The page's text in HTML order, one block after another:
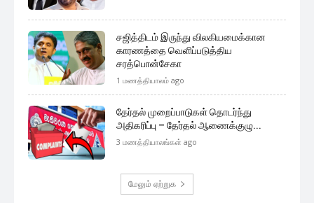
சஜித்திடம் இருந்து விலகியமைக்கான
காரணத்தை வெளிப்படுத்திய
சரத்பொன்சேகா
1 மணத்தியாலம் ago
தேர்தல் முறைப்பாடுகள் தொடர்ந்து
அதிகரிப்பு – தேர்தல் ஆணைக்குழு...
3 மணத்தியாலங்கள் ago
மேலும் ஏற்றுக